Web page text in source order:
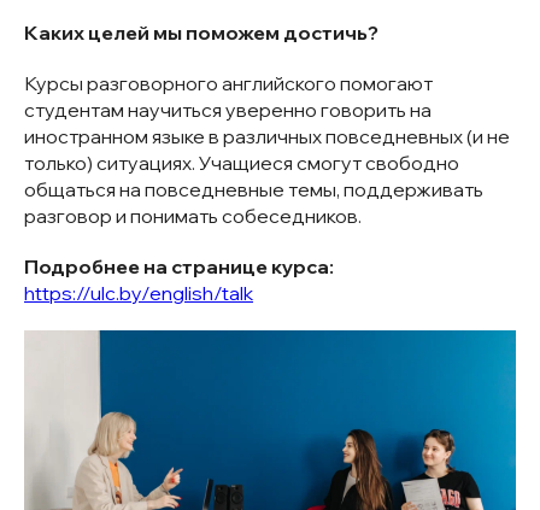
Каких целей мы поможем достичь?
Курсы разговорного английского помогают
студентам научиться уверенно говорить на
иностранном языке в различных повседневных (и не
только) ситуациях. Учащиеся смогут свободно
общаться на повседневные темы, поддерживать
разговор и понимать собеседников.
Подробнее на странице курса:
https://ulc.by/english/talk